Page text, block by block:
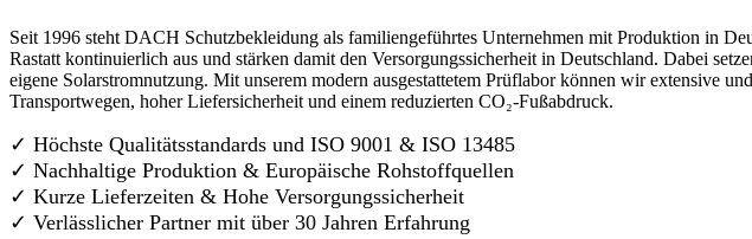
Seit 1996 steht DACH Schutzbekleidung als familiengeführtes Unternehmen mit Produktion in
Rastatt kontinuierlich aus und stärken damit den Versorgungssicherheit in Deutschland. Dabei
eigene Solarstromnutzung. Mit unserem modern ausgestattetem Prüflabor können wir extensive
Transportwegen, hoher Liefersicherheit und einem reduzierten CO₂-Fußabdruck.
✓ Höchste Qualitätsstandards und ISO 9001 & ISO 13485
✓ Nachhaltige Produktion & Europäische Rohstoffquellen
✓ Kurze Lieferzeiten & Hohe Versorgungssicherheit
✓ Verlässlicher Partner mit über 30 Jahren Erfahrung